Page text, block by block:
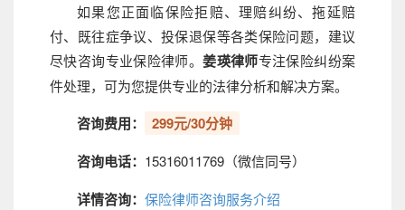
如果您正面临保险拒赔、理赔纠纷、拖延赔
付、既往症争议、投保退保等各类保险问题，建议
尽快咨询专业保险律师。姜瑛律师专注保险纠纷案
件处理，可为您提供专业的法律分析和解决方案。
咨询费用：
299元/30分钟
咨询电话： 15316011769（微信同号）
详情咨询： 保险律师咨询服务介绍